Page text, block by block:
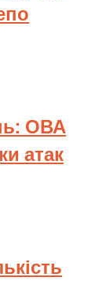
ОВА
атак